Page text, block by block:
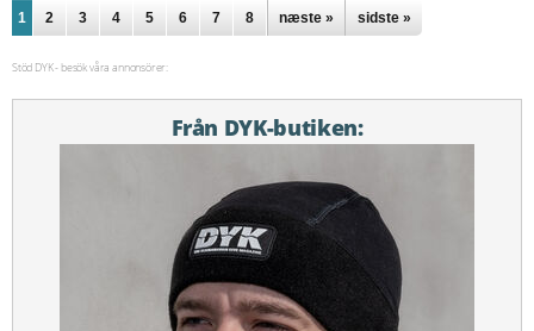
Sidor
1 2 3 4 5 6 7 8 næste » sidste »
Stöd DYK - besök våra annonsörer:
Från DYK-butiken: